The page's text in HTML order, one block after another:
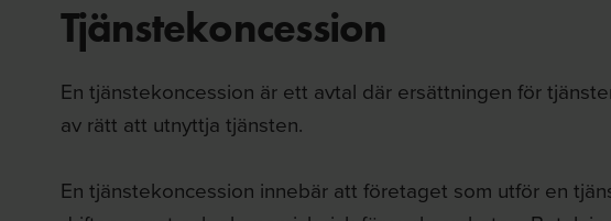
Tjänstekoncession
En tjänstekoncession är ett avtal där ersättningen för
av rätt att utnyttja tjänsten.
En tjänstekoncession innebär att företaget som utför en